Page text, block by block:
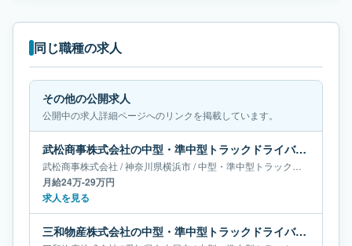
同じ職種の求人
その他の公開求人
公開中の求人詳細ページへのリンクを掲載しています。
武松商事株式会社の中型・準中型トラックドライバー求人｜神奈川県横浜市｜月給24万-29万円
武松商事株式会社 /神奈川県横浜市/中型・準中型トラックドライバー
月給24万-29万円
求人を見る
三和物産株式会社の中型・準中型トラックドライバー求人｜愛知県名古屋市｜月給20万-26万円